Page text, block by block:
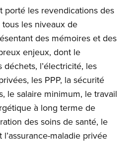
porté les revendications des
les niveaux de
des mémoires et des
enjeux, dont le
l’électricité, les
les PPP, la sécurité
le salaire minimum, le travail
à long terme de
des soins de santé, le
maladie privée